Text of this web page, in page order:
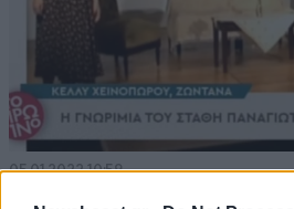
05·01·2022 10:59
Στάθης Παναγιωτόπουλος: Η